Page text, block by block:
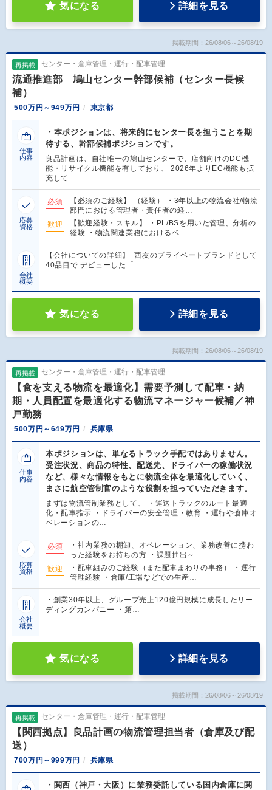
気になる 詳細を見る
掲載期間：26/08/06～26/08/19
再掲載 センター・倉庫管理・運行・配車管理
流通推進部 鳩山センター幹部候補（センター長候
補）
500万円～949万円 東京都
仕事
内容
・本ポジションは、将来的にセンター長を担うことを期
待する、幹部候補ポジションです。
良品計画は、自社唯一の鳩山センターで、店舗向けのDC機
能・リサイクル機能を有しており、 2026年よりEC機能も拡
充して…
応募
資格
必須
【必須のご経験】 （経験） ・3年以上の物流会社/物流
部門における管理者・責任者の経…
歓迎
【歓迎経験・スキル】 ・PL/BSを用いた管理、分析の
経験 ・物流関連業務におけるベ…
会社
概要
【会社についての詳細】 西友のプライベートブランドとして
40品目で デビューした「…
気になる 詳細を見る
掲載期間：26/08/06～26/08/19
再掲載 センター・倉庫管理・運行・配車管理
【食を支える物流を最適化】需要予測して配車・納
期・人員配置を最適化する物流マネージャー候補／神
戸勤務
500万円～649万円 兵庫県
仕事
内容
本ポジションは、単なるトラック手配ではありません。
受注状況、商品の特性、配送先、ドライバーの稼働状況
など、様々な情報をもとに物流全体を最適化していく、
まさに航空管制官のような役割を担っていただきます。
まずは物流管制業務として、 ・運送トラックのルート最適
化・配車指示 ・ドライバーの安全管理・教育 ・運行や倉庫オ
ペレーションの…
応募
資格
必須
・社内業務の棚卸、オペレーション、業務改善に携わ
った経験をお持ちの方 ・課題抽出～…
歓迎
・配車組みのご経験（また配車まわりの事務） ・運行
管理経験 ・倉庫/工場などでの生産…
会社
概要
・創業30年以上、グループ売上120億円規模に成長したリー
ディングカンパニー ・第…
気になる 詳細を見る
掲載期間：26/08/06～26/08/19
再掲載 センター・倉庫管理・運行・配車管理
【関西拠点】良品計画の物流管理担当者（倉庫及び配
送）
700万円～999万円 兵庫県
・関西（神戸・大阪）に業務委託している国内倉庫に関